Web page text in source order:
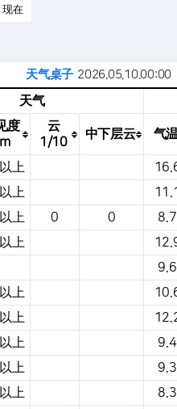
现在
天气桌子 2026.05.10.00:00
度、降水量、风压、气压等。
天气
度
云
1/10
中下层云 气
上
上
上 0 0
8.7
上
9.6
上
上
上
9.4
上
9.3
上
8.3